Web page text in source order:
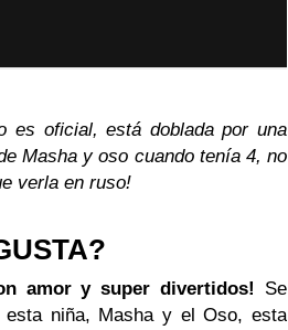
es oficial, está doblada por una
Masha y oso cuando tenía 4, no
verla en ruso!
amor y super divertidos!
Se
niña, Masha y el Oso, esta